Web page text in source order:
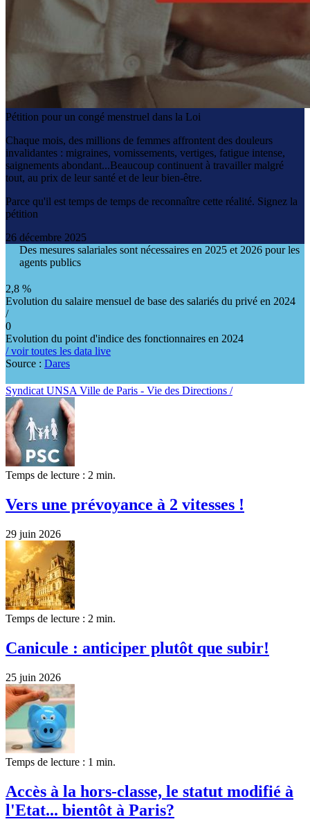
Pétition pour un congé menstruel dans la Loi
Chaque mois, des millions de femmes affrontent des douleurs
invalidantes : migraines, vomissements, vertiges, fatigue intense,
saignements abondant...Beaucoup continuent à travailler malgré
tout, au prix de leur santé et de leur bien-être.
Parce qu'il est temps de temps de reconnaître cette réalité. Signez la
pétition
26 décembre 2025
Des mesures salariales sont nécessaires en 2025 et 2026 pour les
agents publics
2,8 %
Evolution du salaire mensuel de base des salariés du privé en 2024
/
0
Evolution du point d'indice des fonctionnaires en 2024
/ voir toutes les data live
Source : Dares
Syndicat UNSA Ville de Paris - Vie des Directions /
Temps de lecture : 2 min.
Vers une prévoyance à 2 vitesses !
29 juin 2026
Temps de lecture : 2 min.
Canicule : anticiper plutôt que subir!
25 juin 2026
Temps de lecture : 1 min.
Accès à la hors-classe, le statut modifié à
l'Etat... bientôt à Paris?